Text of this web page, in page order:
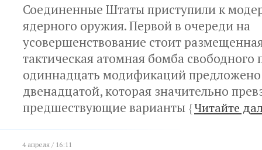
Соединенные Штаты приступили к
ядерного оружия. Первой в очереди на
усовершенствование стоит
тактическая атомная бомба свободного
одиннадцать модификаций
двенадцатой, которая значительно
предшествующие варианты {Читайте
4 апреля / 16:11